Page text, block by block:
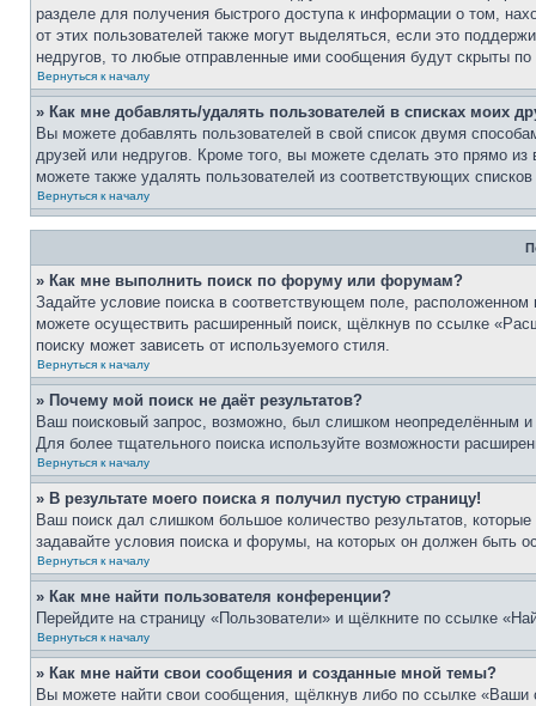
разделе для получения быстрого доступа к информации о том,
от этих пользователей также могут выделяться, если это
недругов, то любые отправленные ими сообщения будут скрыты
Вернуться к началу
» Как мне добавлять/удалять пользователей в списках моих
Вы можете добавлять пользователей в свой список двумя
друзей или недругов. Кроме того, вы можете сделать это прямо
можете также удалять пользователей из соответствующих
Вернуться к началу
» Как мне выполнить поиск по форуму или форумам?
Задайте условие поиска в соответствующем поле,
можете осуществить расширенный поиск, щёлкнув по ссылке
поиску может зависеть от используемого стиля.
Вернуться к началу
» Почему мой поиск не даёт результатов?
Ваш поисковый запрос, возможно, был слишком неопределённым
Для более тщательного поиска используйте возможности
Вернуться к началу
» В результате моего поиска я получил пустую страницу!
Ваш поиск дал слишком большое количество результатов,
задавайте условия поиска и форумы, на которых он должен быть
Вернуться к началу
» Как мне найти пользователя конференции?
Перейдите на страницу «Пользователи» и щёлкните по ссылке
Вернуться к началу
» Как мне найти свои сообщения и созданные мной темы?
Вы можете найти свои сообщения, щёлкнув либо по ссылке